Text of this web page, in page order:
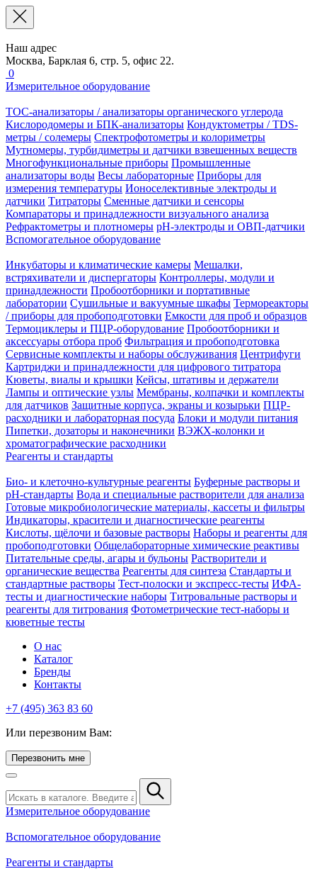
Наш адрес
Москва, Барклая 6, стр. 5, офис 22.
0
Измерительное оборудование
TOC-анализаторы / анализаторы органического углерода
Кислородомеры и БПК-анализаторы Кондуктометры / TDS-
метры / солемеры Спектрофотометры и колориметры
Мутномеры, турбидиметры и датчики взвешенных веществ
Многофункциональные приборы Промышленные
анализаторы воды Весы лабораторные Приборы для
измерения температуры Ионоселективные электроды и
датчики Титраторы Сменные датчики и сенсоры
Компараторы и принадлежности визуального анализа
Рефрактометры и плотномеры pH-электроды и ОВП-датчики
Вспомогательное оборудование
Инкубаторы и климатические камеры Мешалки,
встряхиватели и диспергаторы Контроллеры, модули и
принадлежности Пробоотборники и портативные
лаборатории Сушильные и вакуумные шкафы Термореакторы
/ приборы для пробоподготовки Емкости для проб и образцов
Термоциклеры и ПЦР-оборудование Пробоотборники и
аксессуары отбора проб Фильтрация и пробоподготовка
Сервисные комплекты и наборы обслуживания Центрифуги
Картриджи и принадлежности для цифрового титратора
Кюветы, виалы и крышки Кейсы, штативы и держатели
Лампы и оптические узлы Мембраны, колпачки и комплекты
для датчиков Защитные корпуса, экраны и козырьки ПЦР-
расходники и лабораторная посуда Блоки и модули питания
Пипетки, дозаторы и наконечники ВЭЖХ-колонки и
хроматографические расходники
Реагенты и стандарты
Био- и клеточно-культурные реагенты Буферные растворы и
pH-стандарты Вода и специальные растворители для анализа
Готовые микробиологические материалы, кассеты и фильтры
Индикаторы, красители и диагностические реагенты
Кислоты, щёлочи и базовые растворы Наборы и реагенты для
пробоподготовки Общелабораторные химические реактивы
Питательные среды, агары и бульоны Растворители и
органические вещества Реагенты для синтеза Стандарты и
стандартные растворы Тест-полоски и экспресс-тесты ИФА-
тесты и диагностические наборы Титровальные растворы и
реагенты для титрования Фотометрические тест-наборы и
кюветные тесты
О нас
Каталог
Бренды
Контакты
+7 (495) 363 83 60
Или перезвоним Вам:
Перезвонить мне
Измерительное оборудование
Вспомогательное оборудование
Реагенты и стандарты